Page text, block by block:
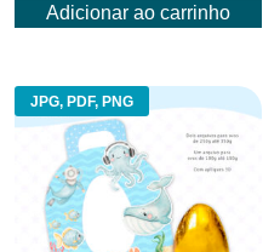
original atual
Adicionar ao carrinho
JPG, PDF, PNG